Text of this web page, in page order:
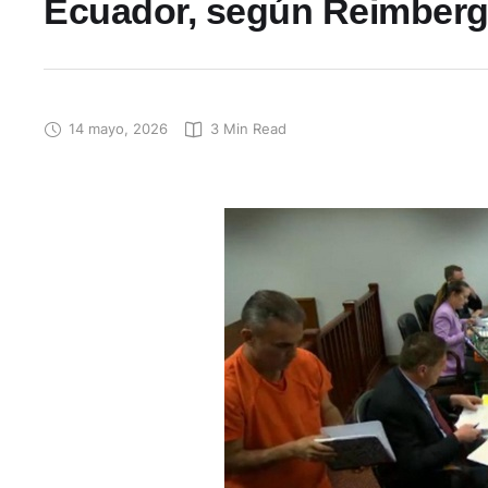
Ecuador, según Reimberg
14 mayo, 2026 3 Min Read